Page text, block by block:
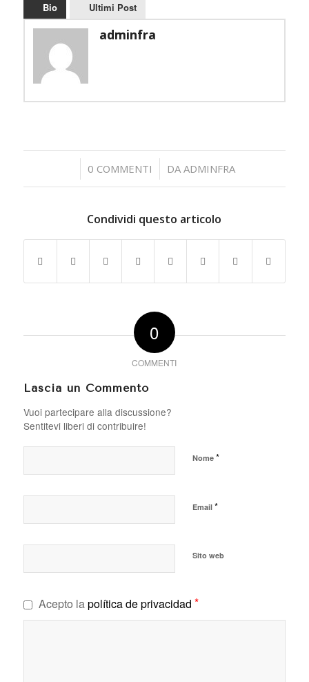
Bio Ultimi Post
adminfra
0 COMMENTI
/ DAADMINFRA
Condividi questo articolo
0
COMMENTI
Lascia un Commento
Vuoi partecipare alla discussione?
Sentitevi liberi di contribuire!
Nome *
Email *
Sito web
Acepto lapolítica de privacidad *